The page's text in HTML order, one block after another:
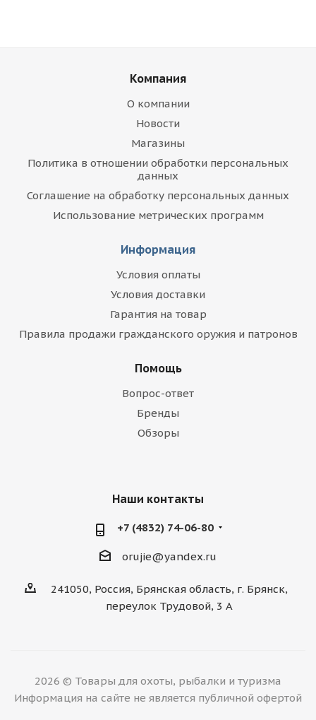
Компания
О компании
Новости
Магазины
Политика в отношении обработки персональных
данных
Соглашение на обработку персональных данных
Использование метрических программ
Информация
Условия оплаты
Условия доставки
Гарантия на товар
Правила продажи гражданского оружия и патронов
Помощь
Вопрос-ответ
Бренды
Обзоры
Наши контакты
+7 (4832) 74-06-80
orujie@yandex.ru
241050, Россия, Брянская область, г. Брянск,
переулок Трудовой, 3 А
2026 © Товары для охоты, рыбалки и туризма
Информация на сайте не является публичной офертой